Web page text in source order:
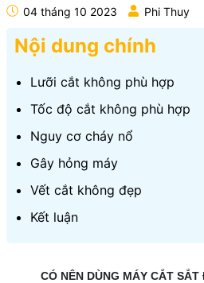
04 tháng 10 2023 Phi Thuy
Nội dung chính
Lưỡi cắt không phù hợp
Tốc độ cắt không phù hợp
Nguy cơ cháy nổ
Gây hỏng máy
Vết cắt không đẹp
Kết luận
CÓ NÊN DÙNG MÁY CẮT